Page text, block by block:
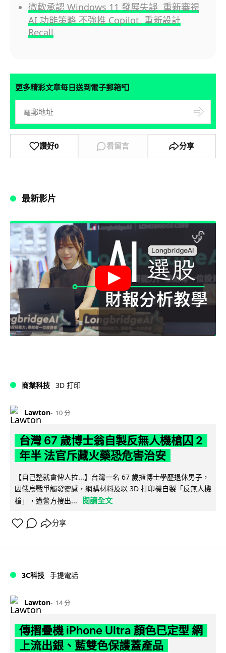
微軟承認 Windows 11 發展失誤 重新審視
AI 功能策略 不強推 Copilot, 重新設計
Recall
更多精彩文章每日送到電子郵箱📮
讚好0 看留言 分享
最新影片
商業科技 3D 打印
Lawton 10 分
台灣 67 歲博士翁自製反無人機槍囚 2
年半 法官斥藏火藥恐危害治安
【自己整就會俾人拉...】台灣一名 67 歲擁博士學歷退休男子，
因俄烏戰爭觸發靈感，網購材料及以 3D 打印機自製「反無人機
槍」，遭警方搜出...
閱讀全文
分享
3C科技 手提電話
Lawton 14 分
傳摺疊機 iPhone Ultra 顏色已定型 網
上流出銀、藍雙色保護蓋產品